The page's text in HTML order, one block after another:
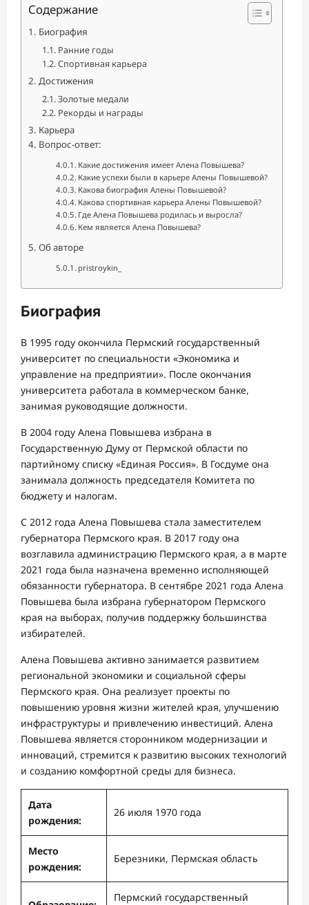
Содержание
Биография
Ранние годы
Спортивная карьера
Достижения
Золотые медали
Рекорды и награды
Карьера
Вопрос-ответ:
Какие достижения имеет Алена Повышева?
Какие успехи были в карьере Алены Повышевой?
Какова биография Алены Повышевой?
Какова спортивная карьера Алены Повышевой?
Где Алена Повышева родилась и выросла?
Кем является Алена Повышева?
Об авторе
pristroykin_
Биография
В 1995 году окончила Пермский государственный
университет по специальности «Экономика и
управление на предприятии». После окончания
университета работала в коммерческом банке,
занимая руководящие должности.
В 2004 году Алена Повышева избрана в
Государственную Думу от Пермской области по
партийному списку «Единая Россия». В Госдуме она
занимала должность председателя Комитета по
бюджету и налогам.
С 2012 года Алена Повышева стала заместителем
губернатора Пермского края. В 2017 году она
возглавила администрацию Пермского края, а в марте
2021 года была назначена временно исполняющей
обязанности губернатора. В сентябре 2021 года Алена
Повышева была избрана губернатором Пермского
края на выборах, получив поддержку большинства
избирателей.
Алена Повышева активно занимается развитием
региональной экономики и социальной сферы
Пермского края. Она реализует проекты по
повышению уровня жизни жителей края, улучшению
инфраструктуры и привлечению инвестиций. Алена
Повышева является сторонником модернизации и
инноваций, стремится к развитию высоких технологий
и созданию комфортной среды для бизнеса.
Дата
рождения:
26 июля 1970 года
Место
рождения:
Березники, Пермская область
Пермский государственный